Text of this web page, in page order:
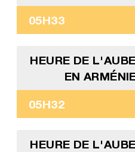
05H33
HEURE DE
EN
05H32
HEURE DE